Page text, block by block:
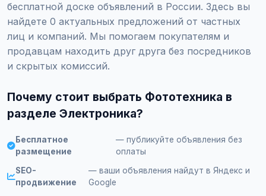
бесплатной доске объявлений в России. Здесь вы
найдете 0 актуальных предложений от частных
лиц и компаний. Мы помогаем покупателям и
продавцам находить друг друга без посредников
и скрытых комиссий.
Почему стоит выбрать Фототехника в
разделе Электроника?
Бесплатное
размещение
— публикуйте объявления без
оплаты
SEO-
продвижение
— ваши объявления найдут в Яндекс и
Google